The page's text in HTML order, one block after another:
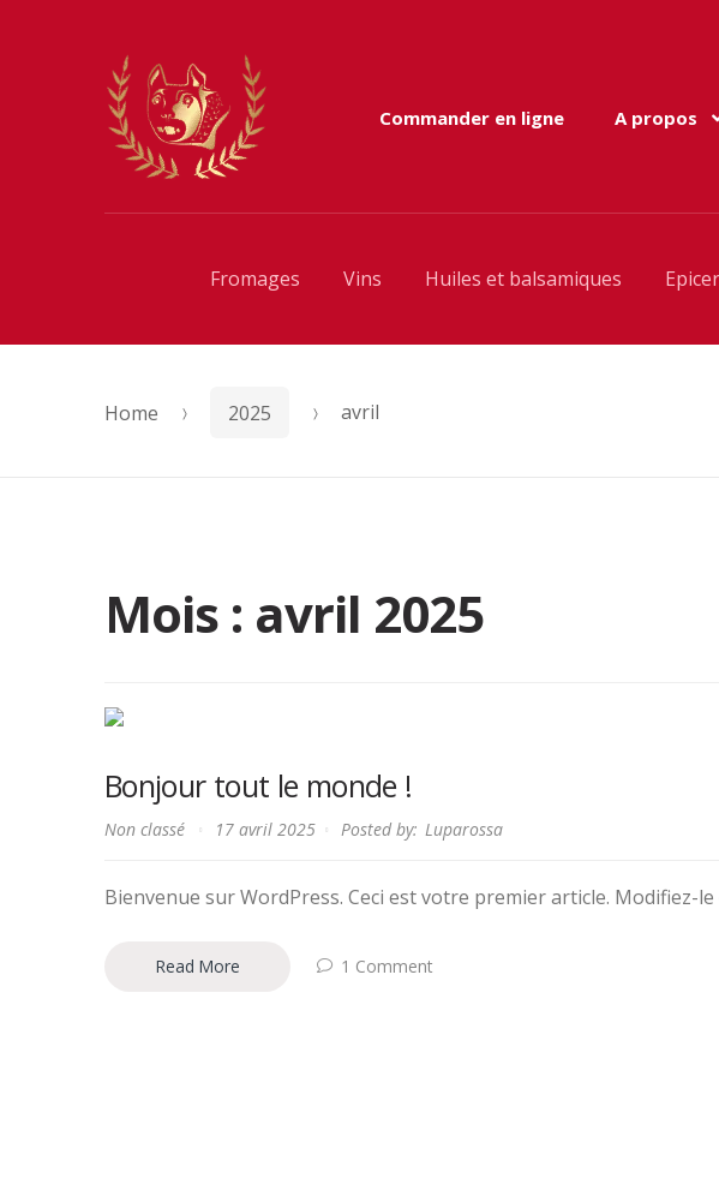
Skip
to
navigation
Skip
to
content
Commander en ligne A propos
Fromages Vins Huiles et balsamiques
Home 2025 avril
Mois : avril 2025
Bonjour tout le monde !
Non classé 17 avril 2025 Posted by: Luparossa
Bienvenue sur WordPress. Ceci est votre premier article. Modifiez-
Read More 1 Comment